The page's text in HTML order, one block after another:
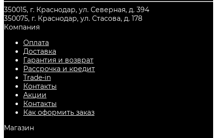
350015, г. Краснодар, ул. Северная, д. 394
350075, г. Краснодар, ул. Стасова, д. 178
Компания
Оплата
Доставка
Гарантия и возврат
Рассрочка и кредит
Trade-in
Контакты
Акции
Контакты
Как оформить заказ
Магазин